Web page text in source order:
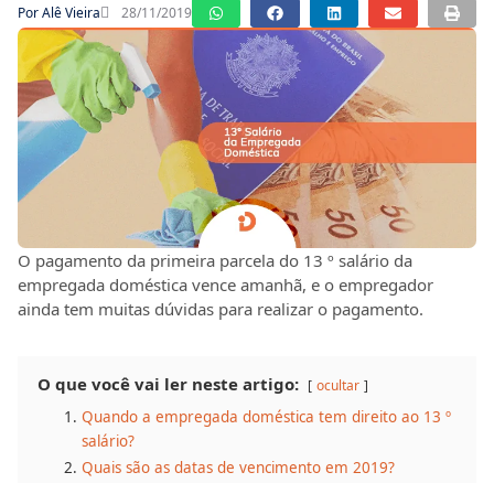
PorAlê Vieira 28/11/2019
O pagamento da primeira parcela do 13 º salário da
empregada doméstica vence amanhã, e o empregador
ainda tem muitas dúvidas para realizar o pagamento.
O que você vai ler neste artigo: ocultar
Quando a empregada doméstica tem direito ao 13 º
salário?
Quais são as datas de vencimento em 2019?